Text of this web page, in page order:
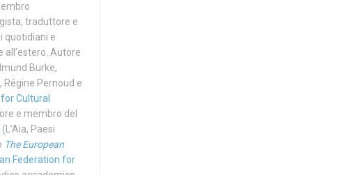
traduttore e
quotidiani e
all’estero. Autore
Burke,
Régine Pernoud e
Cultural
e membro del
(L’Aia, Paesi
The European
Federation for